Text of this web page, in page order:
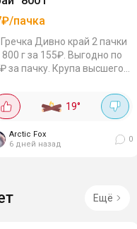
пачка
Гречка Дивно край 2 пачки
800 г за 155₽. Выгодно по
за пачку. Крупа высшего
Отборная,
Упаковка с
-...
19°
Arctic Fox
6 дней назад
0
Ещё